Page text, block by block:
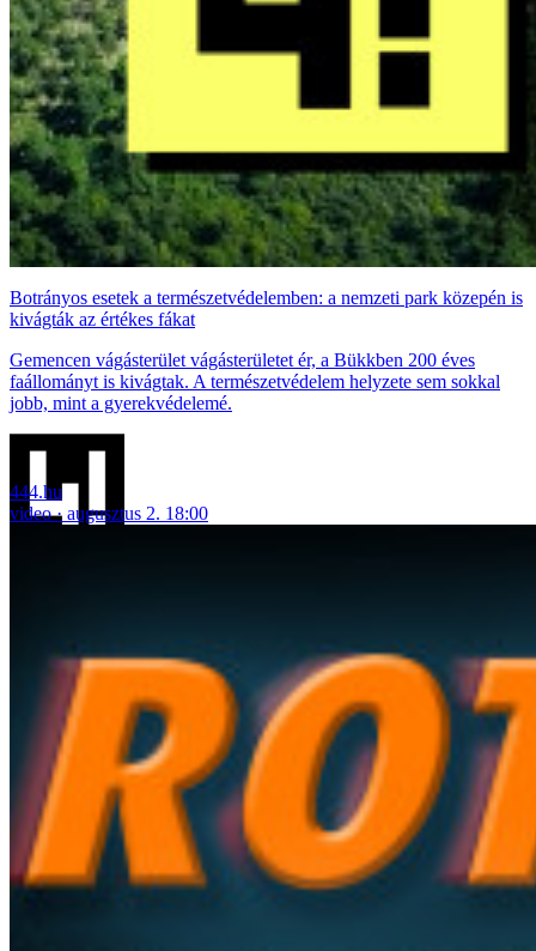
Botrányos esetek a természetvédelemben: a nemzeti park közepén is
kivágták az értékes fákat
Gemencen vágásterület vágásterületet ér, a Bükkben 200 éves
faállományt is kivágtak. A természetvédelem helyzete sem sokkal
jobb, mint a gyerekvédelemé.
444.hu
video
augusztus 2. 18:00